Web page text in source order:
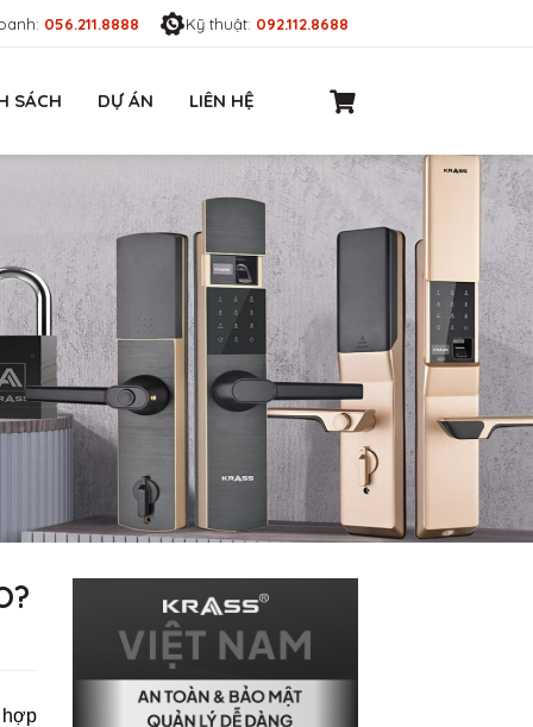
056.211.8888 Kỹ thuật: 092.112.8688
SÁCH DỰ ÁN LIÊN HỆ
hợp